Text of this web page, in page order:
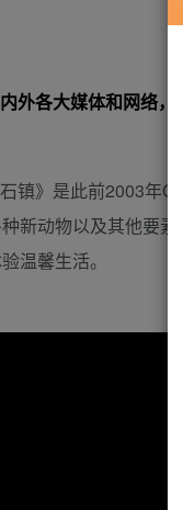
外各大媒体和网络
镇》是此前2003年
新动物以及其他要
温馨生活。